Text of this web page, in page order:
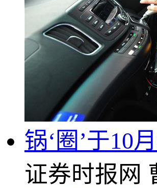
锅‘圈’于10
证券时报网